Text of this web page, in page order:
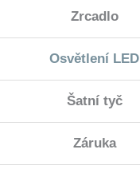
Zrcadlo
Osvětlení LED
Šatní tyč
Záruka